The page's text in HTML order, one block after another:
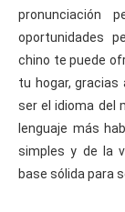
pronunciación
oportunidades
chino te puede
tu hogar, gracias
ser el idioma del
lenguaje más
simples y de la
base sólida para